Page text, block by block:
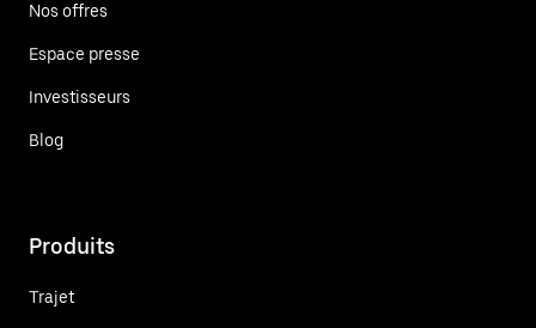
Nos offres
Espace presse
Investisseurs
Blog
Produits
Trajet